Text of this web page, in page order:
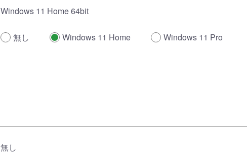
Windows 11 Home 64bit
無し Windows 11 Home Windows 11 Pro
無し